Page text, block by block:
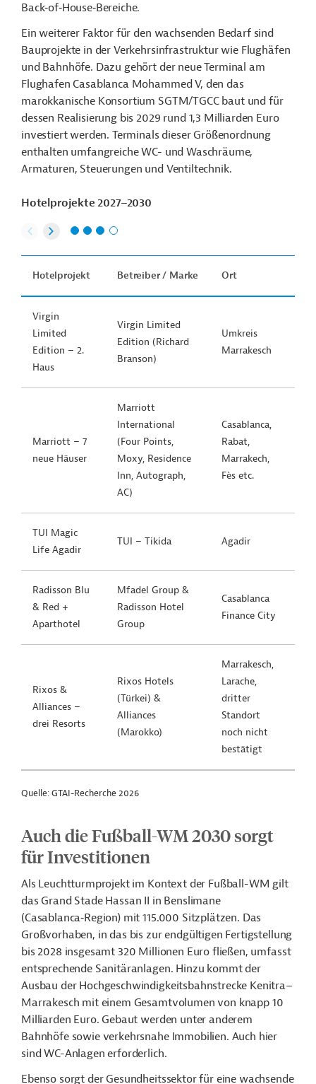
Back‑of‑House‑Bereiche.
Ein weiterer Faktor für den wachsenden Bedarf sind
Bauprojekte in der Verkehrsinfrastruktur wie Flughäfen
und Bahnhöfe. Dazu gehört der neue Terminal am
Flughafen Casablanca Mohammed V, den das
marokkanische Konsortium SGTM/TGCC baut und für
dessen Realisierung bis 2029 rund 1,3 Milliarden Euro
investiert werden. Terminals dieser Größenordnung
enthalten umfangreiche WC- und Waschräume,
Armaturen, Steuerungen und Ventiltechnik.
Hotelprojekte 2027–2030
Hotelprojekt Betreiber / Marke Ort
Virgin
Limited
Edition – 2.
Haus
Virgin Limited
Edition (Richard
Branson)
Umkreis
Marrakesch
Marriott – 7
neue Häuser
Marriott
International
(Four Points,
Moxy, Residence
Inn, Autograph,
AC)
Casablanca,
Rabat,
Marrakech,
Fès etc.
TUI Magic
Life Agadir
TUI – Tikida Agadir
Radisson Blu
& Red +
Aparthotel
Mfadel Group &
Radisson Hotel
Group
Casablanca
Finance City
Rixos &
Alliances –
drei Resorts
Rixos Hotels
(Türkei) &
Alliances
(Marokko)
Marrakesch,
Larache,
dritter
Standort
noch nicht
bestätigt
Quelle: GTAI-Recherche 2026
Auch die Fußball-WM 2030 sorgt
für Investitionen
Als Leuchtturmprojekt im Kontext der Fußball-WM gilt
das Grand Stade Hassan II in Benslimane
(Casablanca‑Region) mit 115.000 Sitzplätzen. Das
Großvorhaben, in das bis zur endgültigen Fertigstellung
bis 2028 insgesamt 320 Millionen Euro fließen, umfasst
entsprechende Sanitäranlagen. Hinzu kommt der
Ausbau der Hochgeschwindigkeitsbahnstrecke Kenitra–
Marrakesch mit einem Gesamtvolumen von knapp 10
Milliarden Euro. Gebaut werden unter anderem
Bahnhöfe sowie verkehrsnahe Immobilien. Auch hier
sind WC-Anlagen erforderlich.
Ebenso sorgt der Gesundheitssektor für eine wachsende